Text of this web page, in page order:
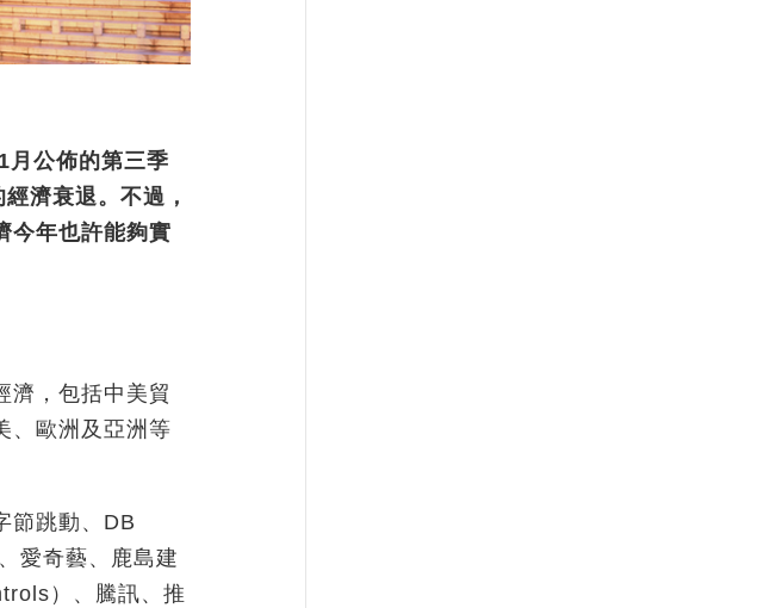
月公佈的第三季
濟衰退。不過，
今年也許能夠實
濟，包括中美貿
、歐洲及亞洲等
節跳動、DB
愛奇藝、鹿島建
）、騰訊、推